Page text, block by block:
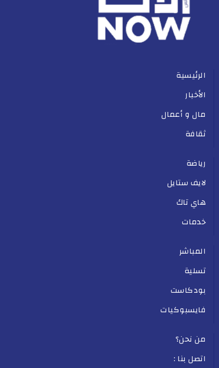
الرئيسية
الأخبار
مال و أعمال
ثقافة
رياضة
لايف ستايل
هاي تاك
خدمات
المباشر
تسلية
بودكاست
فايسبوكيات
من نحن؟
اتصل بنا :